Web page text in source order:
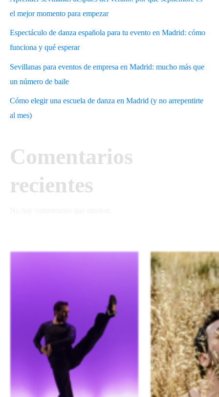
el mejor momento para empezar
Espectáculo de danza española para tu evento en Madrid: cómo
funciona y qué esperar
Sevillanas para eventos de empresa en Madrid: mucho más que
un número de baile
Cómo elegir una escuela de danza en Madrid (y no arrepentirte
al mes)
Comentarios
recientes